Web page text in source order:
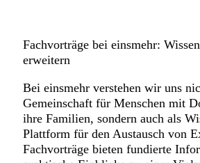
Fachvorträge bei einsmehr:
erweitern
Bei einsmehr verstehen wir uns
Gemeinschaft für Menschen mit
ihre Familien, sondern auch als
Plattform für den Austausch von
Fachvorträge bieten fundierte